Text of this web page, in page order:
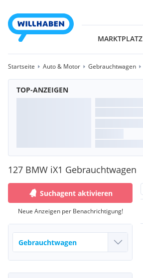
MARKTPLATZ
Startseite Auto & Motor Gebrauchtwagen
TOP-ANZEIGEN
127 BMW iX1 Gebrauchtwagen
Suchagent aktivieren
Neue Anzeigen per Benachrichtigung!